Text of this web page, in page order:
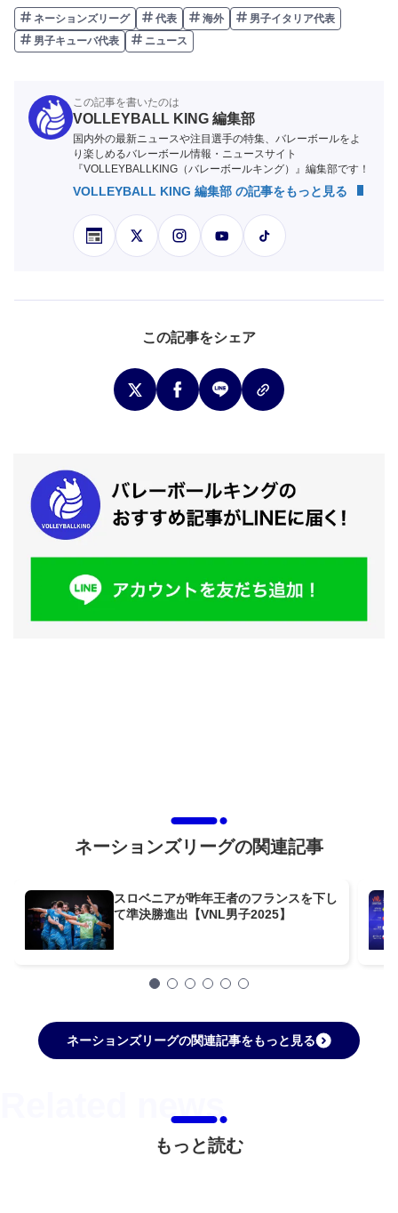
ネーションズリーグ 代表 海外
男子イタリア代表
男子キューバ代表
ニュース
この記事を書いたのは
VOLLEYBALL KING 編集部
国内外の最新ニュースや注目選手の特集、バレーボールをよ
り楽しめるバレーボール情報・ニュースサイト
『VOLLEYBALLKING（バレーボールキング）』編集部です！
VOLLEYBALL KING 編集部 の記事をもっと見る
この記事をシェア
ネーションズリーグの関連記事
スロベニアが昨年王者のフランスを下し
て準決勝進出【VNL男子2025】
ネーションズリーグの関連記事をもっと見る
もっと読む